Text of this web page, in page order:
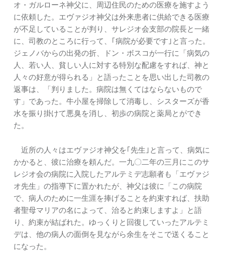
オ・ガルローネ神父に、周辺住民のための医療を施すよう
に依頼した。エヴァジオ神父は外来患者に供給できる医療
が不足していることが判り、サレジオ会支部の院長と一緒
に、司教のところに行って、｢病院が必要です｣と言った。
ジェノバからの出発の折、ドン・ボスコが一行に「病気の
人、若い人、貧しい人に対する特別な配慮をすれば、神と
人々の好意が得られる」と語ったことを思い出した司教の
返事は、「判りました。病院は無くてはならないもので
す」であった。牛小屋を掃除して消毒し、シスターズが香
水を振り掛けて悪臭を消し、初歩の病院と薬局とができ
た。
近所の人々はエヴァジオ神父を｢先生｣と言って、病気に
かかると、彼に治療を頼んだ。一九〇二年の三月にこのサ
レジオ会の病院に入院したアルテミデ志願者も「エヴァジ
オ先生」の指導下に置かれたが、神父は彼に「この病院
で、病人のために一生涯を捧げることを約束すれば、扶助
者聖母マリアの名によって、治ると約束しますよ」と語
り、約束が結ばれた。ゆっくりと回復していったアルテミ
デは、他の病人の面倒を見ながら余生をそこで送くること
になった。